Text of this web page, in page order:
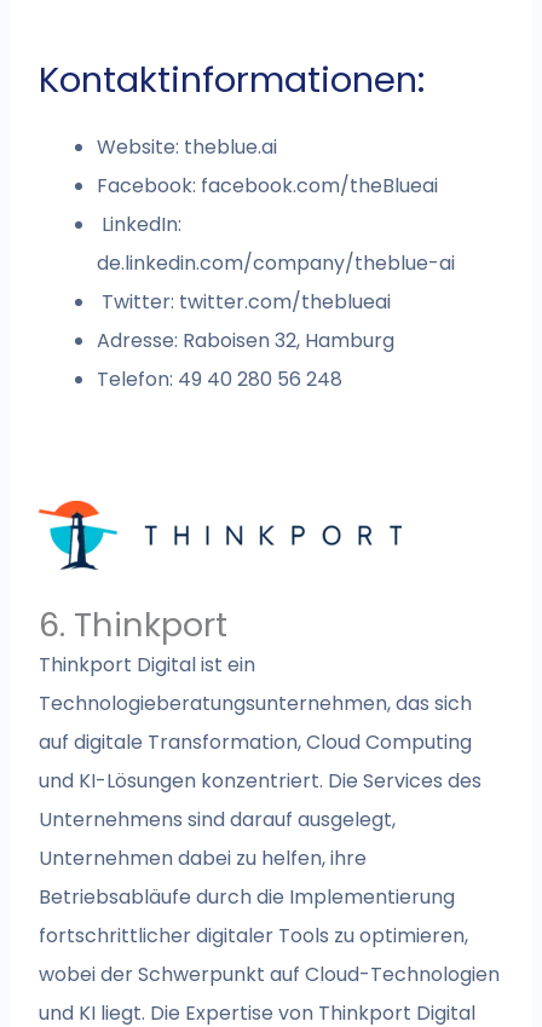
Kontaktinformationen:
Website: theblue.ai
Facebook: facebook.com/theBlueai
LinkedIn:
de.linkedin.com/company/theblue-ai
Twitter: twitter.com/theblueai
Adresse: Raboisen 32, Hamburg
Telefon: 49 40 280 56 248
6. Thinkport
Thinkport Digital ist ein
Technologieberatungsunternehmen, das sich
auf digitale Transformation, Cloud Computing
und KI-Lösungen konzentriert. Die Services des
Unternehmens sind darauf ausgelegt,
Unternehmen dabei zu helfen, ihre
Betriebsabläufe durch die Implementierung
fortschrittlicher digitaler Tools zu optimieren,
wobei der Schwerpunkt auf Cloud-Technologien
und KI liegt. Die Expertise von Thinkport Digital